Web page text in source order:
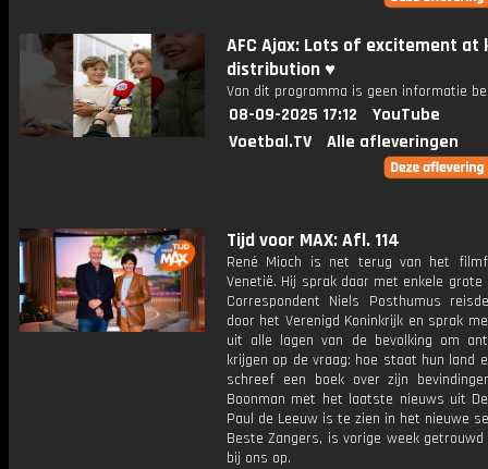
AFC Ajax: Lots of excitement at
distribution ♥️
Van dit programma is geen informatie
08-09-2025 17:12
YouTube
Voetbal.TV
Alle afleveringen
Tijd voor MAX: Afl. 114
René Mioch is net terug van het
Venetië. Hij sprak daar met enkele grote
Correspondent Niels Posthumus
door het Verenigd Koninkrijk en sprak
uit alle lagen van de bevolking om
krijgen op de vraag: hoe staat hun land
schreef een boek over zijn
Boonman met het laatste nieuws uit
Paul de Leeuw is te zien in het nieuwe
Beste Zangers, is vorige week
bij ons op.